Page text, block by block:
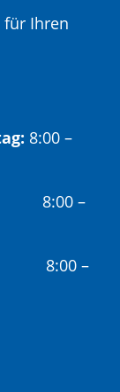
für Ihren
8:00 –
8:00 –
8:00 –